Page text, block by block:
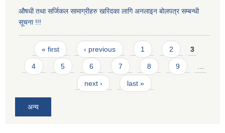
औषधी तथा सर्जिकल सामाग्रीहरु खरिदका लागि अनलाइन बोलपत्र सम्बन्धी
सूचना !!!
Pages
« first ‹ previous 1 2 3
4 5 6 7 8 9 …
next › last »
अन्य